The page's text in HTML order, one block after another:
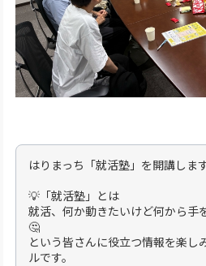
はりまっち「就活塾」を開講しま
💡「就活塾」とは
就活、何か動きたいけど何から手
🤔
という皆さんに役立つ情報を楽し
ルです。